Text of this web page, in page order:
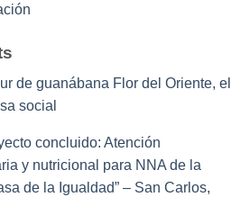
de guanábana Flor del Oriente, el
social
concluido: Atención
y nutricional para NNA de la
de la Igualdad” – San Carlos,